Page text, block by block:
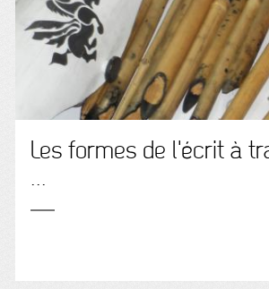
Les formes de l'écrit à
...